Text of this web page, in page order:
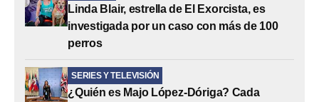
Linda Blair, estrella de El Exorcista, es
investigada por un caso con más de 100
perros
SERIES Y TELEVISIÓN
¿Quién es Majo López-Dóriga? Cada